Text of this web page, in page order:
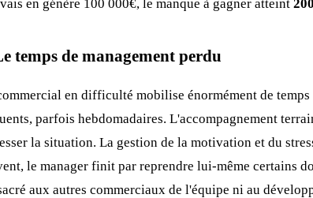
en génère 100 000€, le manque à gagner atteint
temps de management perdu
en difficulté mobilise énormément de
parfois hebdomadaires. L'accompagnement
la situation. La gestion de la motivation et du
le manager finit par reprendre lui-même certains
aux autres commerciaux de l'équipe ni au